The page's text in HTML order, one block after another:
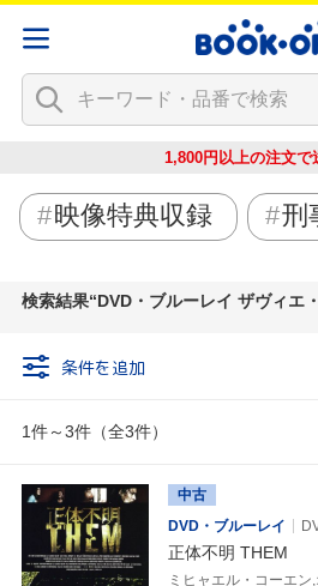
1,800円以上の注文で
映像特典収録 刑
検索結果 DVD・ブルーレイ ザヴィエ
条件を追加
1件～3件（全3件）
中古
DVD・ブルーレイ
正体不明 THEM